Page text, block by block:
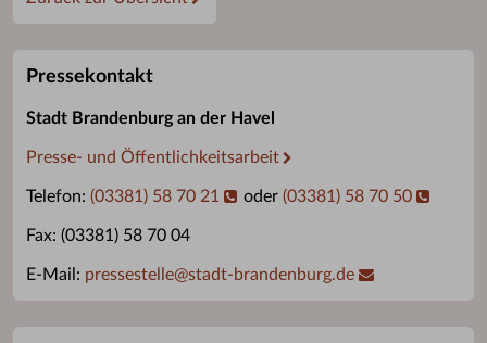
Pressekontakt
Stadt Brandenburg an der Havel
Presse- und Öffentlichkeitsarbeit
Telefon: (03381) 58 70 21 oder (03381) 58 70 50
Fax: (03381) 58 70 04
E-Mail: pressestelle@stadt-brandenburg.de